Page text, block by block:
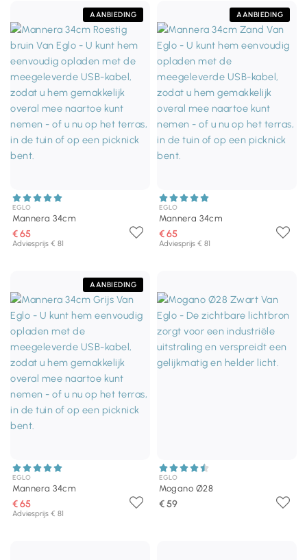
AANBIEDING
EGLO
Mannera 34cm
€ 65
Adviesprijs € 81
AANBIEDING
EGLO
Mannera 34cm
€ 65
Adviesprijs € 81
AANBIEDING
EGLO
Mannera 34cm
€ 65
Adviesprijs € 81
EGLO
Mogano Ø28
€ 59